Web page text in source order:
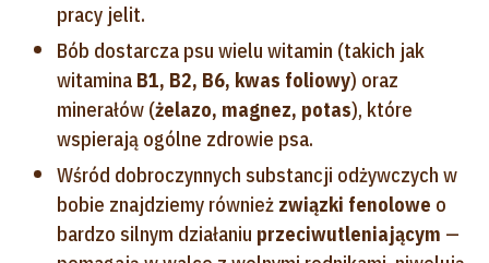
pracy jelit.
Bób dostarcza psu wielu witamin (takich jak
witamina B1, B2, B6, kwas foliowy) oraz
minerałów (żelazo, magnez, potas), które
wspierają ogólne zdrowie psa.
Wśród dobroczynnych substancji odżywczych w
bobie znajdziemy również związki fenolowe o
bardzo silnym działaniu przeciwutleniającym —